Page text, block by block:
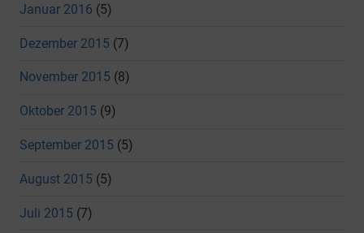
Januar 2016 (5)
Dezember 2015 (7)
November 2015 (8)
Oktober 2015 (9)
September 2015 (5)
August 2015 (5)
Juli 2015 (7)